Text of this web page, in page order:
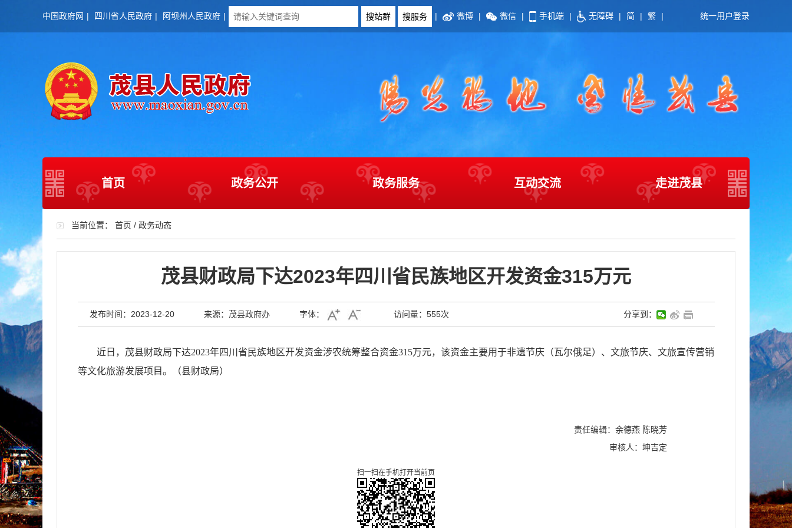
中国政府网 | 四川省人民政府 | 阿坝州人民政府 | | 微博 | 微信 | 手机端 | 无障碍 | 简 | 繁 | 统一用户登录
首页 政务公开 政务服务 互动交流 走进茂县
当前位置： 首页 / 政务动态
茂县财政局下达2023年四川省民族地区开发资金315万元
发布时间：2023-12-20 来源：茂县政府办 字体： 访问量： 555次 分享到：
近日， 茂县财政局下达2023年四川省民族地区开发资金涉农统筹整合资金315万元， 该资金主要用于非遗节庆（瓦尔俄足）、文旅节庆、文旅宣传营销
等文化旅游发展项目。 （县财政局）
责任编辑：余德燕 陈晓芳
审核人：坤吉定
扫一扫在手机打开当前页